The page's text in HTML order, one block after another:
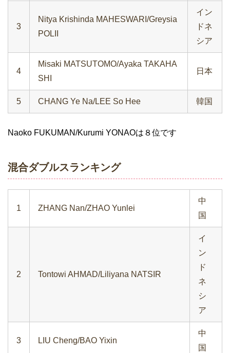
3
Nitya Krishinda MAHESWARI/Greysia
POLII
イン
ドネ
シア
4
Misaki MATSUTOMO/Ayaka TAKAHA
SHI
日本
5 CHANG Ye Na/LEE So Hee 韓国
Naoko FUKUMAN/Kurumi YONAOは８位です
混合ダブルスランキング
1 ZHANG Nan/ZHAO Yunlei
中
国
2 Tontowi AHMAD/Liliyana NATSIR
イ
ン
ド
ネ
シ
ア
3 LIU Cheng/BAO Yixin
中
国